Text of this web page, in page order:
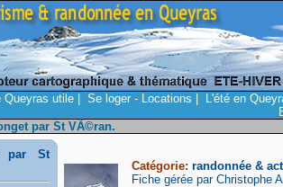
Queyras utile Se loger - Locations
L'été en
par St VÃ©ran.
par St
Catégorie: randonnée &
Fiche gérée par Christophe